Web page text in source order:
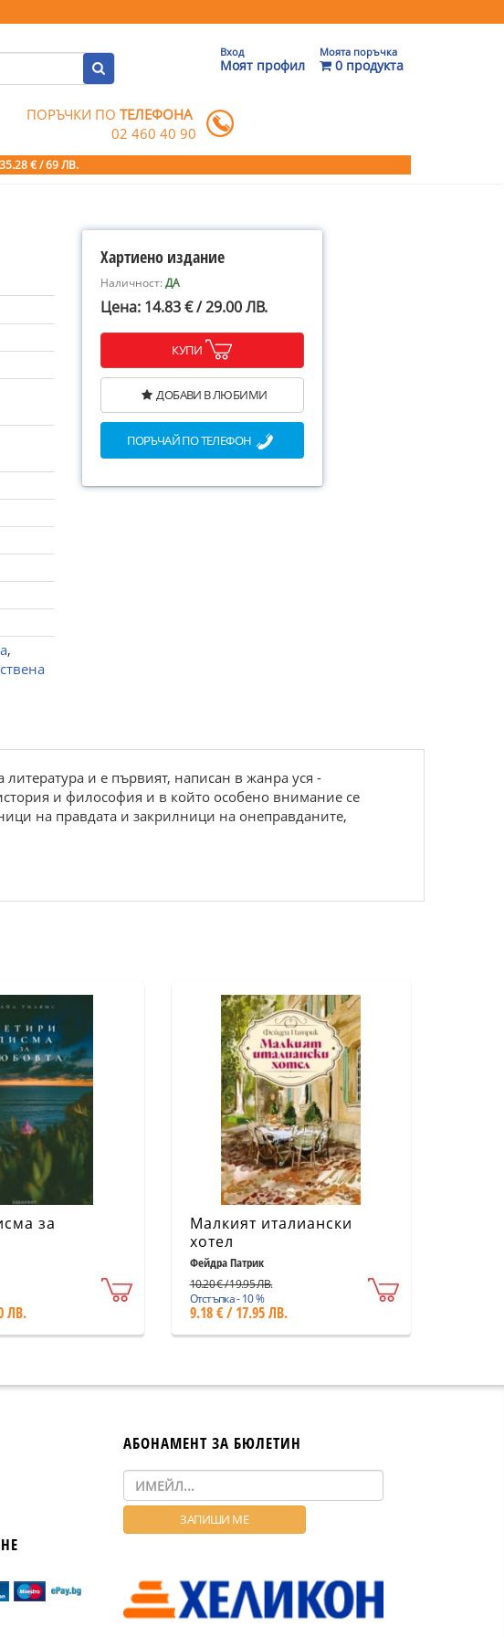
Вход
Моят профил
Моята поръчка
0 продукта
ПОРЪЧКИ ПОТЕЛЕФОНА
02 460 40 90
€ / 69 ЛВ.
,
Хартиено издание
Наличност:ДА
Цена: 14.83 € / 29.00 ЛВ.
КУПИ
ДОБАВИ В ЛЮБИМИ
ПОРЪЧАЙ ПО ТЕЛЕФОН
и е първият, написан в жанра уся -
и философия и в който особено внимание се
на правдата и закрилници на онеправданите,
за
ЛВ.
Малкият италиански
хотел
Фейдра Патрик
10.20 € / 19.95 ЛВ.
Отстъпка - 10 %
9.18 € / 17.95 ЛВ.
АБОНАМЕНТ ЗА БЮЛЕТИН